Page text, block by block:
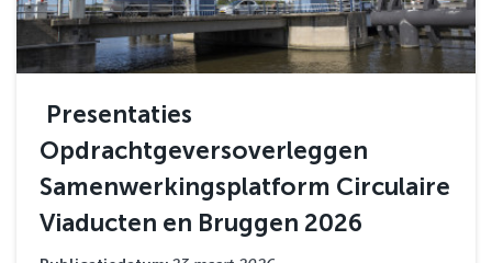
Presentaties
Opdrachtgeversoverleggen
Samenwerkingsplatform Circulaire
Viaducten en Bruggen 2026